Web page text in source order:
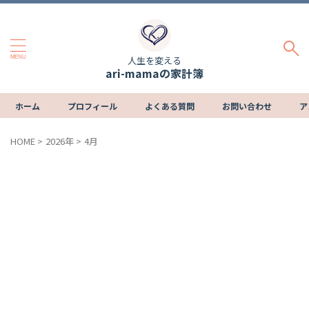
人生を変える
ari-mamaの家計簿
ホーム プロフィール よくある質問 お問い合わせ
HOME > 2026年 > 4月